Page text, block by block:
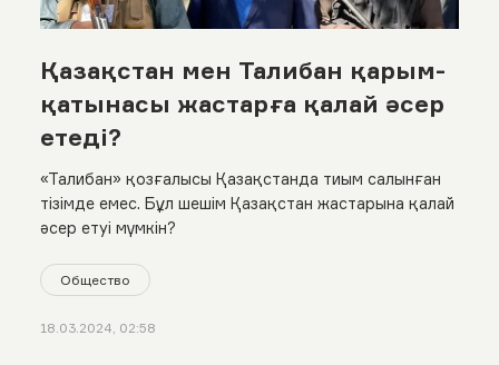
Қазақстан мен Талибан қарым-
қатынасы жастарға қалай әсер
етеді?
«Талибан» қозғалысы Қазақстанда тиым салынған
тізімде емес. Бұл шешім Қазақстан жастарына қалай
әсер етуі мүмкін?
Общество
18.03.2024, 02:58